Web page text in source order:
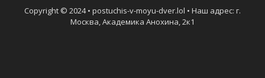
Copyright © 2024 • postuchis-v-moyu-dver.lol • Наш адрес: г.
Москва, Академика Анохина, 2к1